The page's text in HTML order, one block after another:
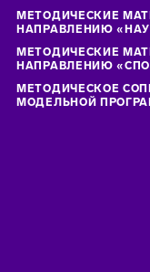
МЕТОДИЧЕСКИЕ
НАПРАВЛЕНИЮ
МЕТОДИЧЕСКИЕ
НАПРАВЛЕНИЮ
МЕТОДИЧЕСКОЕ
МОДЕЛЬНОЙ